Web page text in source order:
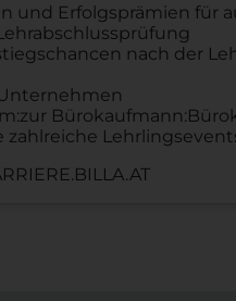
und Erfolgsprämien für
nach der